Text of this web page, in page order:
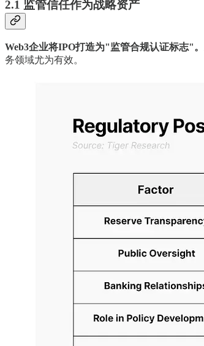
2.1 监管信任作为战略资产
Web3企业将IPO打造为"监管合规认证标志"。
务领域尤为有效。